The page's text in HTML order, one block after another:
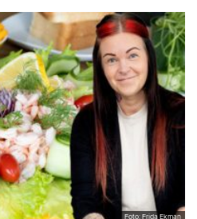
Foto: Frida Ekman